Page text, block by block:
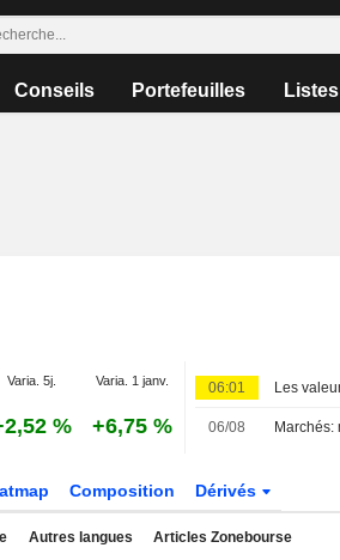
Conseils Portefeuilles Listes
Varia. 5j. Varia. 1 janv.
% +6,75 %
06:01
06/08
Composition Dérivés
Autres langues Articles Zonebourse